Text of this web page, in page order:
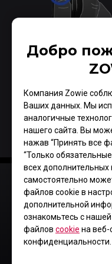
Добро
Компания Zowie
Ваших данных. Мы
аналогичные
нашего сайта. Вы
нажав “Принять все
“Только
всех
самостоятельно
файлов cookie в
дополнительной
ознакомьтесь с
файлов cookie на веб-
конфиденциальности.